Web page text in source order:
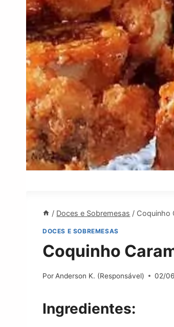
/ Doces e Sobremesas / Coquinho
DOCES E SOBREMESAS
Coquinho
Por Anderson K. (Responsável) 02/
Ingredientes: